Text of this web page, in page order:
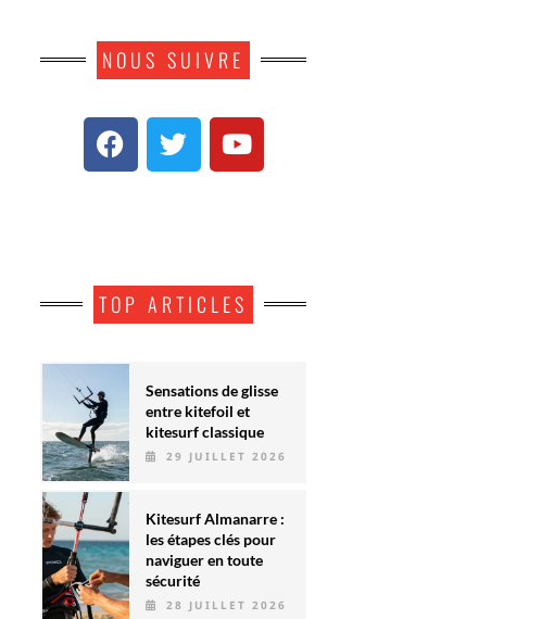
NOUS SUIVRE
TOP ARTICLES
Sensations de glisse
entre kitefoil et
kitesurf classique
29 JUILLET 2026
Kitesurf Almanarre :
les étapes clés pour
naviguer en toute
sécurité
28 JUILLET 2026